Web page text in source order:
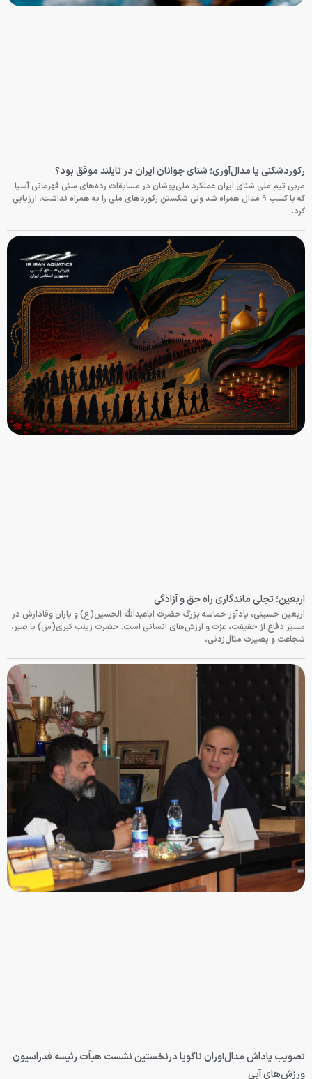
رکوردشکنی یا مدال‌آوری؛ شنای جوانان ایران در تایلند موفق بود؟
مربی تیم ملی شنای ایران عملکرد ملی‌پوشان در مسابقات رده‌های سنی قهرمانی آسیا
که با کسب ۹ مدال همراه شد ولی شکستن رکوردهای ملی را به همراه نداشت، ارزیابی
کرد.
اربعین؛ تجلی ماندگاری راه حق و آزادگی
اربعین حسینی، یادآور حماسه بزرگ حضرت اباعبدالله الحسین(ع) و یاران وفادارش در
مسیر دفاع از حقیقت، عزت و ارزش‌های انسانی است. حضرت زینب کبری(س) با صبر،
شجاعت و بصیرت مثال‌زدنی،
تصویب پاداش مدال‌آوران ناگویا درنخستین نشست هیأت رئیسه فدراسیون
ورزش‌های آبی